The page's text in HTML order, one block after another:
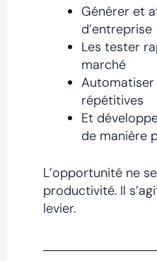
Générer et
d’entreprise
Les tester
marché
Automatiser
répétitives
Et
de manière
L’opportunité ne
productivité. Il
levier.